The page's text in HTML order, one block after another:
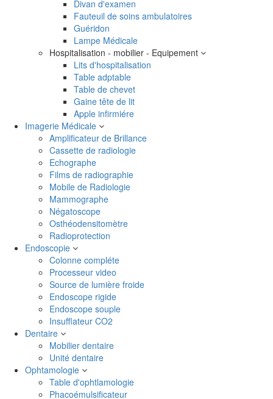
Divan d'examen
Fauteuil de soins ambulatoires
Guéridon
Lampe Médicale
Hospitalisation - mobilier - Equipement
Lits d'hospitalisation
Table adptable
Table de chevet
Gaine tête de lit
Apple infirmiére
Imagerie Médicale
Amplificateur de Brillance
Cassette de radiologie
Echographe
Films de radiographie
Mobile de Radiologie
Mammographe
Négatoscope
Osthéodensitomètre
Radioprotection
Endoscopie
Colonne compléte
Processeur video
Source de lumière froide
Endoscope rigide
Endoscope souple
Insufflateur CO2
Dentaire
Mobilier dentaire
Unité dentaire
Ophtamologie
Table d'ophtlamologie
Phacoémulsificateur